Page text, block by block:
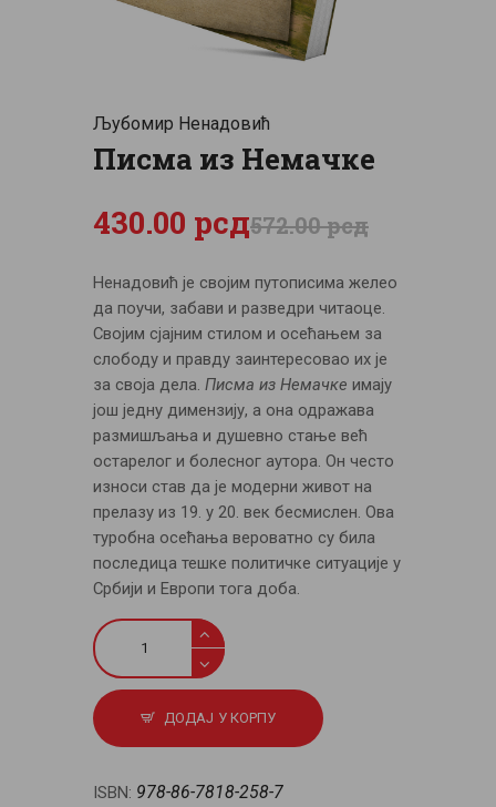
ЦЕНОВНИК
Љубомир Ненадовић
Писма из Немачке
572.00рсд
430.00 рсд
Ненадовић је својим путописима желео
да поучи, забави и разведри читаоце.
Својим сјајним стилом и осећањем за
слободу и правду заинтересовао их је
за своја дела. Писма из Немачке имају
још једну димензију, а она одражава
размишљања и душевно стање већ
остарелог и болесног аутора. Он често
износи став да је модерни живот на
прелазу из 19. у 20. век бесмислен. Ова
туробна осећања вероватно су била
последица тешке политичке ситуације у
Србији и Европи тога доба.
Писма
из
Немачке
количина
ДОДАЈ У КОРПУ
ISBN: 978-86-7818-258-7